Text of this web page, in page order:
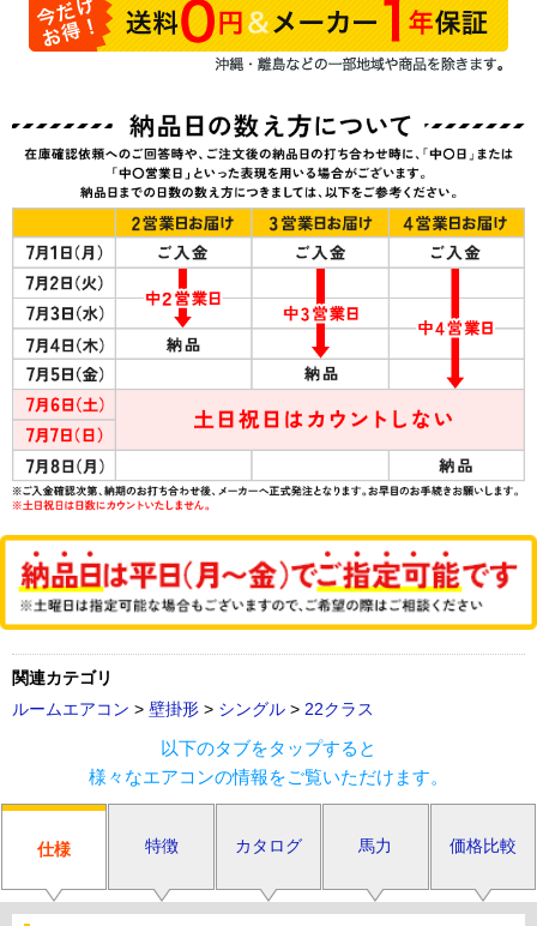
関連カテゴリ
ルームエアコン > 壁掛形 > シングル > 22クラス
以下のタブをタップすると
様々なエアコンの情報をご覧いただけます。
仕様 特徴 カタログ 馬力 価格比較